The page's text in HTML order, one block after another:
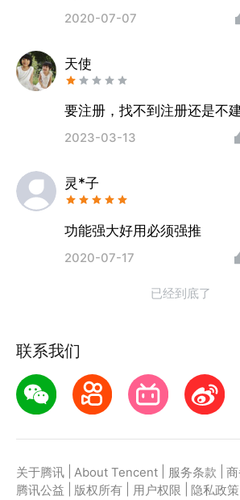
2020-07-07
天使
要注册，找不到注册还是不
2023-03-13
灵*子
功能强大好用必须强推
2020-07-17
已经到底了
联系我们
关于腾讯 About Tencent 服务条款
腾讯公益
版权所有 用户权限 隐私政策